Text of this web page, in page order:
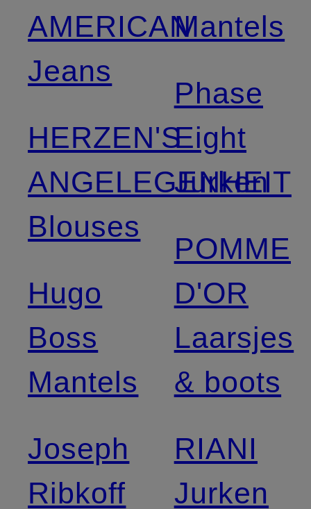
AMERICAN
Jeans
HERZEN'S
ANGELEGENHEIT
Blouses
Hugo
Boss
Mantels
Joseph
Ribkoff
Mantels
Phase
Eight
Jurken
POMME
D'OR
Laarsjes
& boots
RIANI
Jurken